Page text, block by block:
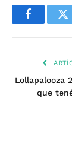
Facebook
Lollapalooza
que